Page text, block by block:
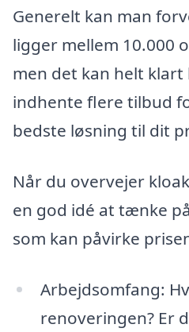
Generelt kan man
ligger mellem 10.000
men det kan helt klart
indhente flere tilbud
bedste løsning til dit
Når du overvejer
en god idé at tænke
som kan påvirke
Arbejdsomfang:
renoveringen? Er